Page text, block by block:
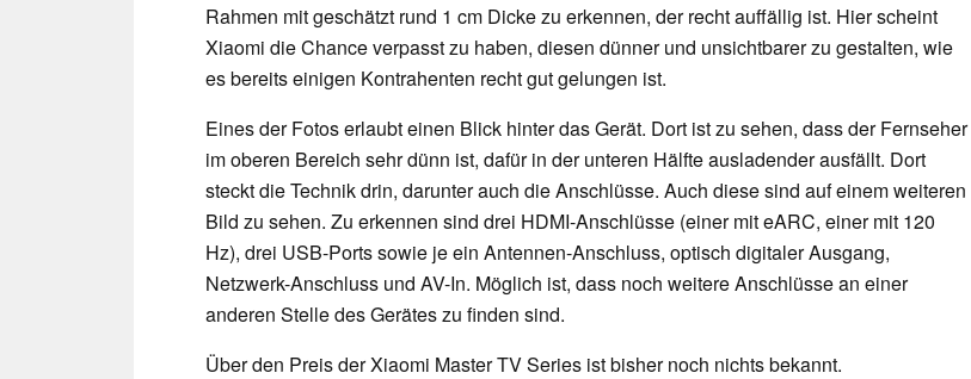
Rahmen mit geschätzt rund 1 cm Dicke zu erkennen, der recht auffällig ist. Hier scheint
Xiaomi die Chance verpasst zu haben, diesen dünner und unsichtbarer zu gestalten, wie
es bereits einigen Kontrahenten recht gut gelungen ist.
Eines der Fotos erlaubt einen Blick hinter das Gerät. Dort ist zu sehen, dass der Fernseher
im oberen Bereich sehr dünn ist, dafür in der unteren Hälfte ausladender ausfällt. Dort
steckt die Technik drin, darunter auch die Anschlüsse. Auch diese sind auf einem weiteren
Bild zu sehen. Zu erkennen sind drei HDMI-Anschlüsse (einer mit eARC, einer mit 120
Hz), drei USB-Ports sowie je ein Antennen-Anschluss, optisch digitaler Ausgang,
Netzwerk-Anschluss und AV-In. Möglich ist, dass noch weitere Anschlüsse an einer
anderen Stelle des Gerätes zu finden sind.
Über den Preis der Xiaomi Master TV Series ist bisher noch nichts bekannt.